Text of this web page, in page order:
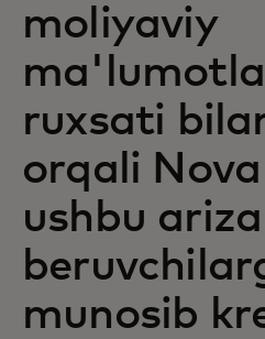
moliyaviy
ruxsati
orqali
ushbu ariza
munosib